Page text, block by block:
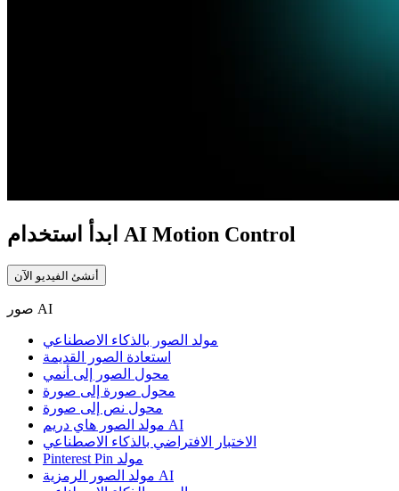
ابدأ استخدام AI Motion Control
أنشئ الفيديو الآن
صور AI
مولد الصور بالذكاء الاصطناعي
استعادة الصور القديمة
محول الصور إلى أنمي
محول صورة إلى صورة
محول نص إلى صورة
مولد الصور هاي دريم AI
الاختبار الافتراضي بالذكاء الاصطناعي
Pinterest Pin مولد
مولد الصور الرمزية AI